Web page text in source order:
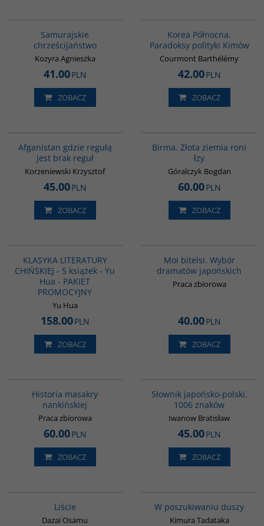
Samurajskie
chrześcijaństwo
Kozyra Agnieszka
41.00PLN
ZOBACZ
Korea Północna.
Paradoksy polityki Kimów
Courmont Barthélémy
42.00PLN
ZOBACZ
Afganistan gdzie regułą
jest brak reguł
Korzeniewski Krzysztof
45.00PLN
ZOBACZ
Birma. Złota ziemia roni
łzy
Góralczyk Bogdan
60.00PLN
ZOBACZ
KLASYKA LITERATURY
CHIŃSKIEJ - 5 książek - Yu
Hua - PAKIET
PROMOCYJNY
Yu Hua
158.00PLN
ZOBACZ
Moi bitelsi. Wybór
dramatów japońskich
Praca zbiorowa
40.00PLN
ZOBACZ
Historia masakry
nankińskiej
Praca zbiorowa
60.00PLN
ZOBACZ
Słownik japońsko-polski.
1006 znaków
Iwanow Bratisław
45.00PLN
ZOBACZ
Liście
Dazai Osamu
W poszukiwaniu duszy
Kimura Tadataka